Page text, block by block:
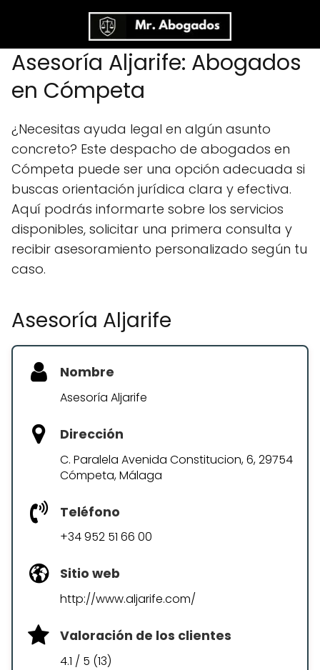
Asesoría Aljarife: Abogados
en Cómpeta
¿Necesitas ayuda legal en algún asunto
concreto? Este despacho de abogados en
Cómpeta puede ser una opción adecuada si
buscas orientación jurídica clara y efectiva.
Aquí podrás informarte sobre los servicios
disponibles, solicitar una primera consulta y
recibir asesoramiento personalizado según tu
caso.
Asesoría Aljarife
Nombre
Asesoría Aljarife
Dirección
C. Paralela Avenida Constitucion, 6, 29754
Cómpeta, Málaga
Teléfono
+34 952 51 66 00
Sitio web
http://www.aljarife.com/
Valoración de los clientes
4.1 / 5 (13)